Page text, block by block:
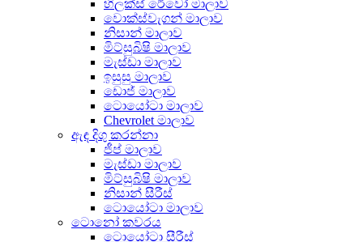
හිලක්ස් රේවෝ මාලාව
වොක්ස්වැගන් මාලාව
නිසාන් මාලාව
මිට්සුබිෂි මාලාව
මැස්ඩා මාලාව
ඉසුසු මාලාව
ඩොජ් මාලාව
ටොයෝටා මාලාව
Chevrolet මාලාව
ඇඳ දිගු කරන්නා
ජීප් මාලාව
මැස්ඩා මාලාව
මිට්සුබිෂි මාලාව
නිසාන් සීරීස්
ටොයෝටා මාලාව
ටොනෝ කවරය
ටොයෝටා සීරීස්